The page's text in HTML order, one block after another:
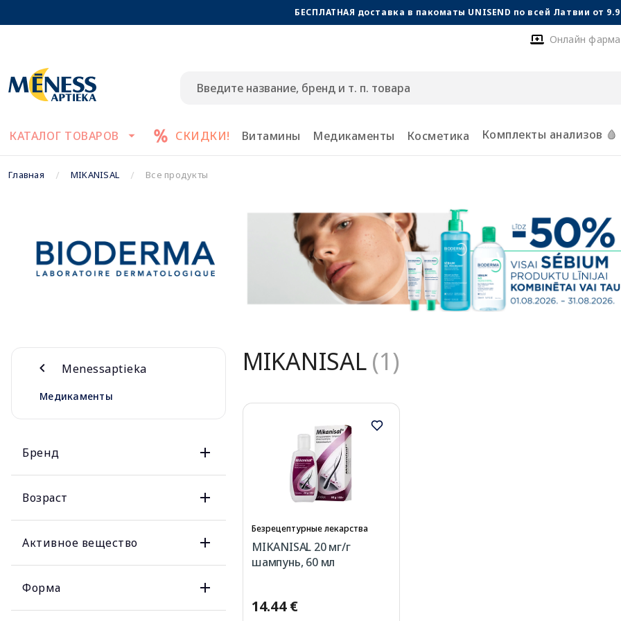
БЕСПЛАТНАЯ доставка в пакоматы UNISEND по всей Латвии от
Онлайн
КАТАЛОГ ТОВАРОВ СКИДКИ! Витамины Медикаменты Косметика Комплекты анализов 🩸
Главная MIKANISAL Все продукты
Menessaptieka
Медикаменты
Бренд
Возраст
Активное вещество
Форма
MIKANISAL(1)
Безрецептурные лекарства
MIKANISAL 20 мг/г
шампунь, 60 мл
14.44 €